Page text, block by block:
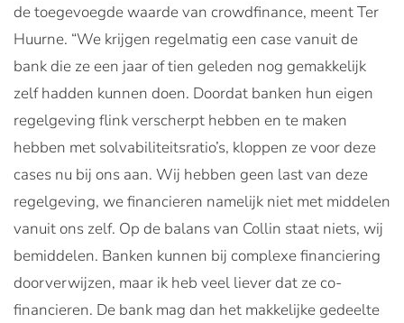
de toegevoegde waarde van crowdfinance, meent Ter
Huurne. “We krijgen regelmatig een case vanuit de
bank die ze een jaar of tien geleden nog gemakkelijk
zelf hadden kunnen doen. Doordat banken hun eigen
regelgeving flink verscherpt hebben en te maken
hebben met solvabiliteitsratio’s, kloppen ze voor deze
cases nu bij ons aan. Wij hebben geen last van deze
regelgeving, we financieren namelijk niet met middelen
vanuit ons zelf. Op de balans van Collin staat niets, wij
bemiddelen. Banken kunnen bij complexe financiering
doorverwijzen, maar ik heb veel liever dat ze co-
financieren. De bank mag dan het makkelijke gedeelte